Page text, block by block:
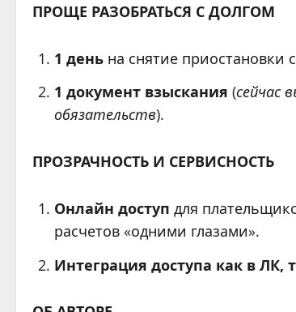
ПРОЩЕ РАЗОБРАТЬСЯ С ДОЛГОМ
1 день на снятие приостановки
1 документ взыскания (сейчас
обязательств).
ПРОЗРАЧНОСТЬ И СЕРВИСНОСТЬ
Онлайн доступ для
расчетов «одними глазами».
Интеграция доступа как в ЛК,